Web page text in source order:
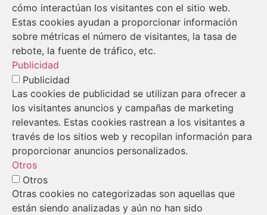
cómo interactúan los visitantes con el sitio web.
Estas cookies ayudan a proporcionar información
sobre métricas el número de visitantes, la tasa de
rebote, la fuente de tráfico, etc.
Publicidad
Publicidad
Las cookies de publicidad se utilizan para ofrecer a
los visitantes anuncios y campañas de marketing
relevantes. Estas cookies rastrean a los visitantes a
través de los sitios web y recopilan información para
proporcionar anuncios personalizados.
Otros
Otros
Otras cookies no categorizadas son aquellas que
están siendo analizadas y aún no han sido